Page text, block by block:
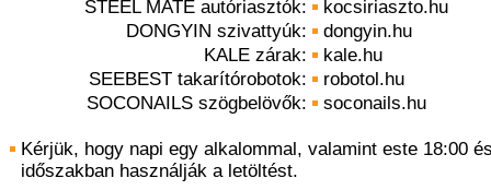
STEEL MATE autóriasztók:
kocsiriaszto.hu
DONGYIN szivattyúk:
dongyin.hu
KALE zárak:
kale.hu
SEEBEST takarítórobotok:
robotol.hu
SOCONAILS szögbelövők:
soconails.hu
Kérjük, hogy napi egy alkalommal, valamint este 18:00
időszakban használják a letöltést.